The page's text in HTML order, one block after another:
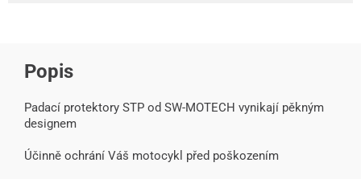
Popis
Padací protektory STP od SW-MOTECH vynikají pěkným
designem
Účinně ochrání Váš motocykl před poškozením